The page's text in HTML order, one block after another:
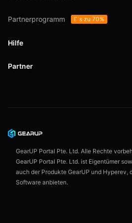
Partnerprogramm Bis zu 70%
Hilfe
Support
Nutzungsbedingungen
Partner
GearUP Portal Pte. Ltd. Alle Rechte
GearUP Portal Pte. Ltd. ist Eigentümer
auch der Produkte GearUP und Hyperev,
Software anbieten.